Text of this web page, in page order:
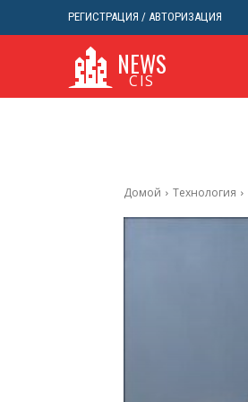
РЕГИСТРАЦИЯ / АВТОРИЗАЦИЯ
NEWS
CIS
Домой Технология